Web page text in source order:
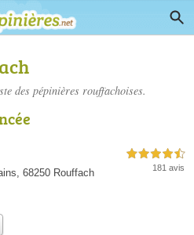
des pépinières rouffachoises.
68250 Rouffach
4,5 étoiles sur 5
181 avis